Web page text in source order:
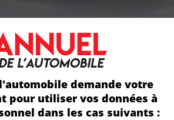
demande votre
pour utiliser vos données à
dans les cas suivants :